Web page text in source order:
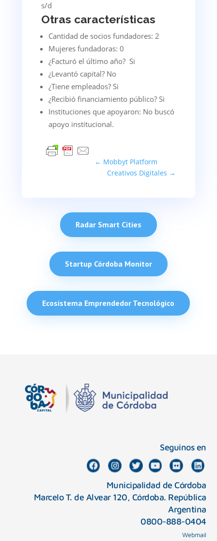
s/d
Otras características
Cantidad de socios fundadores: 2
Mujeres fundadoras: 0
¿Facturó el último año? Si
¿Levantó capital? No
¿Tiene empleados? Si
¿Recibió financiamiento público? Si
Instituciones que apoyaron: No buscó
apoyo institucional.
← Mobbyt Platform
Creativos Digitales →
Radar Smart Cities
Startup Córdoba Monitor
Ecosistema Emprendedor Tecnológico
Seguinos en
Municipalidad de Córdoba
Marcelo T. de Alvear 120, Córdoba. República
Argentina
0800-888-0404
Webmail